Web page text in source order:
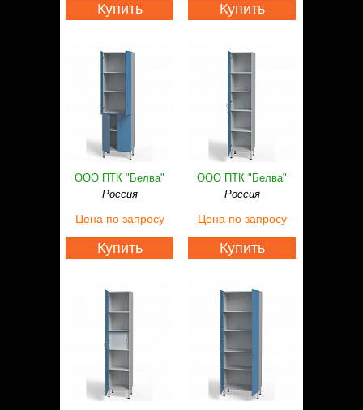
Купить Купить
ООО ПТК "Белва"
Россия
Цена по запросу
Купить
ООО ПТК "Белва"
Россия
Цена по запросу
Купить